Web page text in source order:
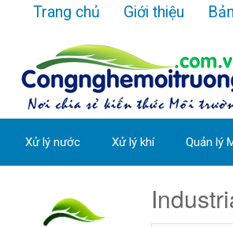
Trang chủ Giới thiệu
Xử lý nước Xử lý khí Quản lý